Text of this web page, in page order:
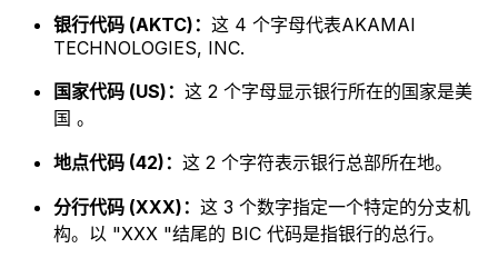
银行代码 (AKTC)： 这 4 个字母代表AKAMAI
TECHNOLOGIES, INC.
国家代码 (US)： 这 2 个字母显示银行所在的国家是美
国 。
地点代码 (42)： 这 2 个字符表示银行总部所在地。
分行代码 (XXX)： 这 3 个数字指定一个特定的分支机
构。以 "XXX "结尾的 BIC 代码是指银行的总行。